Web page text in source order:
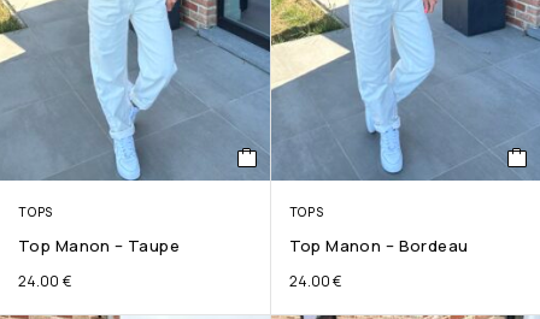
TOPS
Top Manon – Taupe
24.00 €
TOPS
Top Manon – Bordeau
24.00€